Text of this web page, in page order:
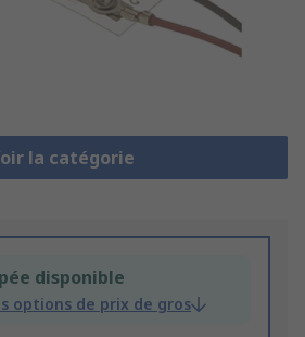
la catégorie
disponible
options de prix de gros